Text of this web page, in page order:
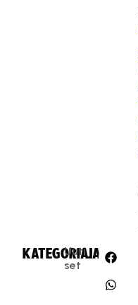
KATEGORIA:
Uuti
set
JAA: